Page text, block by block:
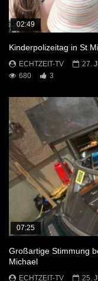
02:49
Kinderpolizeitag in St
ECHTZEIT-TV
27.
680
3
07:25
Großartige Stimmung
Michael
ECHTZEIT-TV
25.